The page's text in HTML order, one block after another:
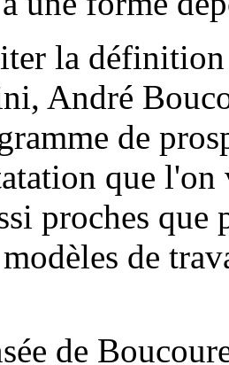
la
André
de
que
proches
de
de